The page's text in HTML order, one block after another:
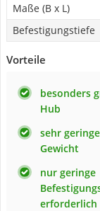
Maße (B x L)
Befestigungstiefe
Vorteile
besonders
Hub
sehr
Gewicht
nur geringe
erforderlich